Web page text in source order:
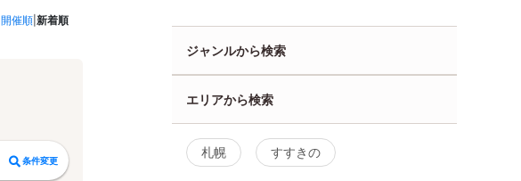
開催順 新着順
条件変更
ジャンルから検索
エリアから検索
札幌 すすきの